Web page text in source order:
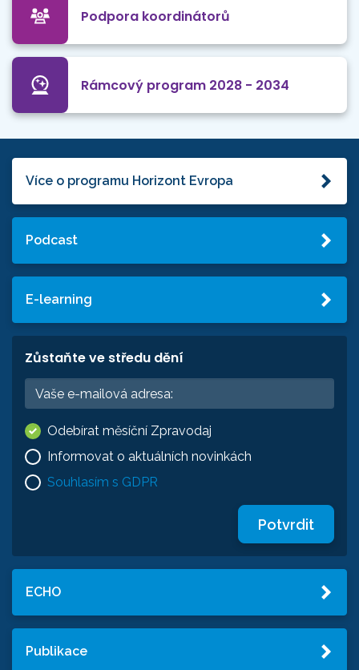
Podpora koordinátorů
Rámcový program 2028 - 2034
Více o programu Horizont Evropa
Podcast
E-learning
Zůstaňte ve středu dění
Odebírat měsíční Zpravodaj
Informovat o aktuálních novinkách
Souhlasím s GDPR
Potvrdit
ECHO
Publikace